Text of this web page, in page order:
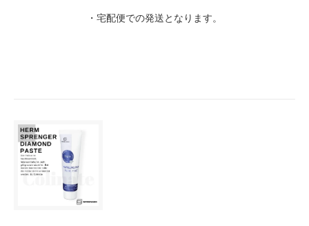
・宅配便での発送となります。